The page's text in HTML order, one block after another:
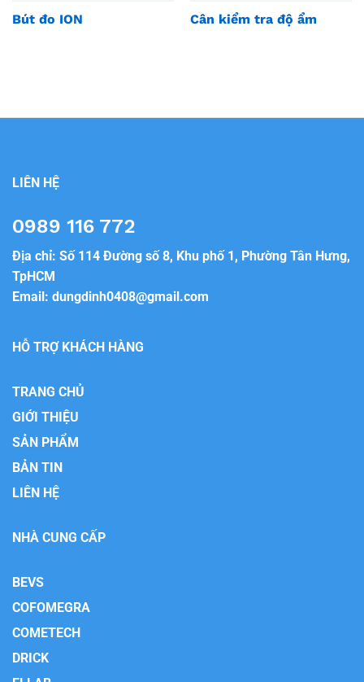
Bút đo ION Cân kiểm tra độ ẩm
LIÊN HỆ
0989 116 772
Địa chỉ: Số 114 Đường số 8, Khu phố 1, Phường Tân Hưng,
TpHCM
Email: dungdinh0408@gmail.com
HỖ TRỢ KHÁCH HÀNG
TRANG CHỦ
GIỚI THIỆU
SẢN PHẨM
BẢN TIN
LIÊN HỆ
NHÀ CUNG CẤP
BEVS
COFOMEGRA
COMETECH
DRICK